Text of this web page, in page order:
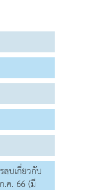
บเกี่ยวกับ
.ค. 66 (มี